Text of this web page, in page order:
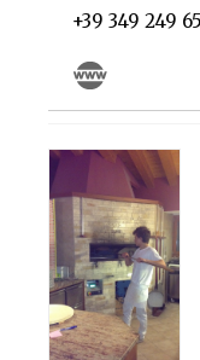
+39 349 249